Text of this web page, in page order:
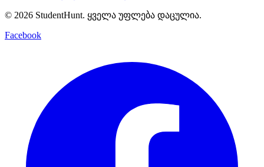
© 2026 StudentHunt. ყველა უფლება დაცულია.
Facebook